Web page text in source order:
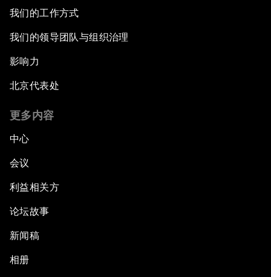
我们的工作方式
我们的领导团队与组织治理
影响力
北京代表处
更多内容
中心
会议
利益相关方
论坛故事
新闻稿
相册